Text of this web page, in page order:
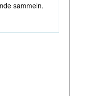
sammeln.